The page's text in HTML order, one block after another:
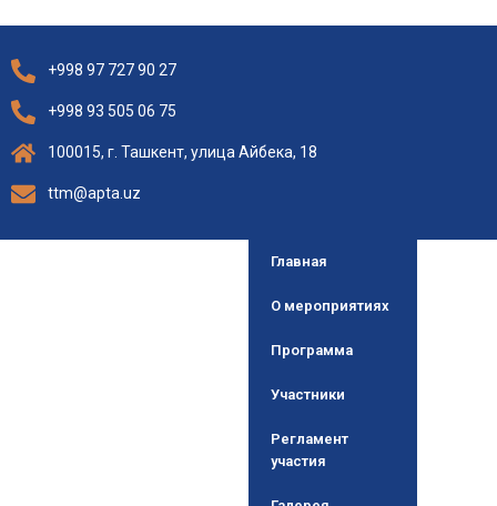
+998 97 727 90 27
+998 93 505 06 75
100015, г. Ташкент, улица Айбека, 18
ttm@apta.uz
Главная
О мероприятиях
Программа
Участники
Регламент
участия